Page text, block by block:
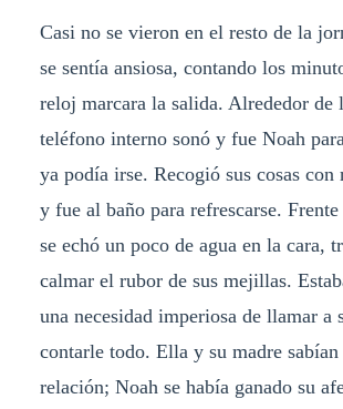
​Casi no se vieron en el resto de la
se sentía ansiosa, contando los
reloj marcara la salida. Alrededor de
teléfono interno sonó y fue Noah
ya podía irse. Recogió sus cosas con
y fue al baño para refrescarse.
se echó un poco de agua en la cara,
calmar el rubor de sus mejillas.
una necesidad imperiosa de llamar a
contarle todo. Ella y su madre sabían
relación; Noah se había ganado su